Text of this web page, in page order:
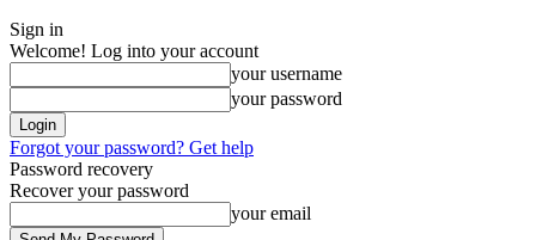
Sign in
Welcome! Log into your account
your username
your password
Forgot your password? Get help
Password recovery
Recover your password
your email